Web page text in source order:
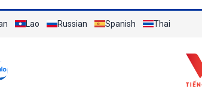
Lao Russian Spanish Thai